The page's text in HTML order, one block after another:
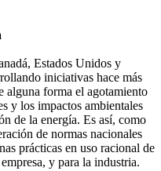
Estados Unidos y
iniciativas hace más
alguna forma el agotamiento
y los impactos ambientales
de la energía. Es así, como
de normas nacionales
prácticas en uso racional de
y para la industria.